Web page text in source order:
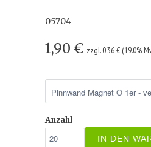
05704
1,90 € zzgl. 0,36 € (19.0%
Anzahl
IN DEN